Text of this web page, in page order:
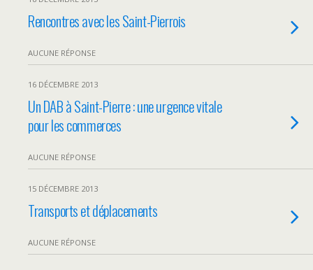
Rencontres avec les Saint-Pierrois
AUCUNE RÉPONSE
16 DÉCEMBRE 2013
Un DAB à Saint-Pierre : une urgence vitale
pour les commerces
AUCUNE RÉPONSE
15 DÉCEMBRE 2013
Transports et déplacements
AUCUNE RÉPONSE